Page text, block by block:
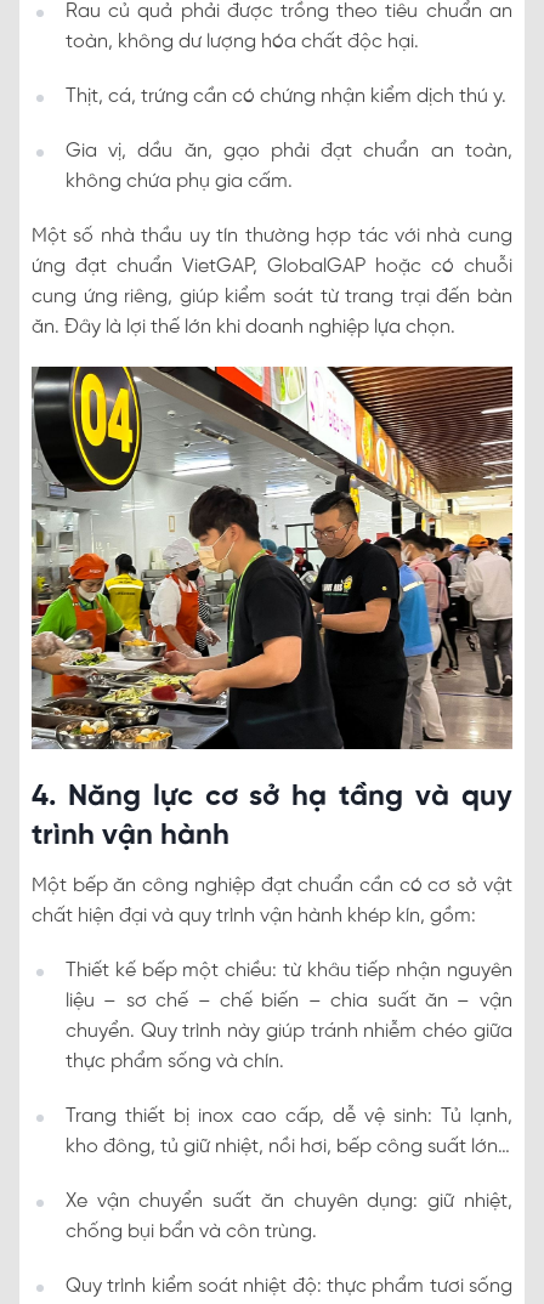
Rau củ quả phải được trồng theo tiêu chuẩn an
toàn, không dư lượng hóa chất độc hại.
Thịt, cá, trứng cần có chứng nhận kiểm dịch thú y.
Gia vị, dầu ăn, gạo phải đạt chuẩn an toàn,
không chứa phụ gia cấm.
Một số nhà thầu uy tín thường hợp tác với nhà cung
ứng đạt chuẩn VietGAP, GlobalGAP hoặc có chuỗi
cung ứng riêng, giúp kiểm soát từ trang trại đến bàn
ăn. Đây là lợi thế lớn khi doanh nghiệp lựa chọn.
4. Năng lực cơ sở hạ tầng và quy
trình vận hành
Một bếp ăn công nghiệp đạt chuẩn cần có cơ sở vật
chất hiện đại và quy trình vận hành khép kín, gồm:
Thiết kế bếp một chiều: từ khâu tiếp nhận nguyên
liệu – sơ chế – chế biến – chia suất ăn – vận
chuyển. Quy trình này giúp tránh nhiễm chéo giữa
thực phẩm sống và chín.
Trang thiết bị inox cao cấp, dễ vệ sinh: Tủ lạnh,
kho đông, tủ giữ nhiệt, nồi hơi, bếp công suất lớn…
Xe vận chuyển suất ăn chuyên dụng: giữ nhiệt,
chống bụi bẩn và côn trùng.
Quy trình kiểm soát nhiệt độ: thực phẩm tươi sống